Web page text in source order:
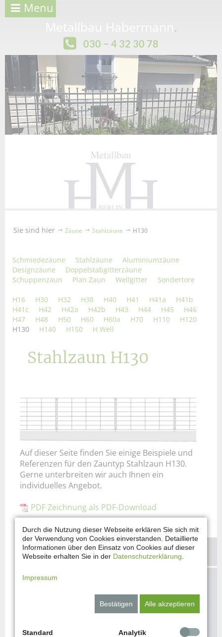
Menu
.
030 − 4 32 30 78
Sie sind hier Zäune Stahlzäune H130
Schmiedezäune Stahlzäune
Aluminiumzäune
Designzäune
Doppelstabgitterzäune
Schuppenzaun
Plan Zaun Wellgitter Sondertore
H16 H30 H32 H38 H40 H41 H41a
H41b
H41c
H42 H42a H42b H43 H44 H45
H46
H47
H48 H50 H60 H60a H70 H110
H120
H130
H140 H150 H Well
Stahlzaun H130
Auf dieser Seite finden Sie einige Beispiele und
Referenzen für den Zauntyp Stahlzaun H130.
Gerne unterbreiten wir auch Ihnen ein
individuelles Angebot.
PDF Zeichnung als PDF-Download
KONTAKTIEREN SIE UNS!
Vorstellungen mit uns besprechen?
Produkte?
Durch die Nutzung dieser Webseite erklären Sie sich mit
der Verwendung von Cookies einverstanden. Detaillierte
Informationen über den Einsatz von Cookies auf dieser
Webseite erhalten Sie in der Datenschutzerklärung
Impressum
Bestätigen Alle akzeptieren
Standard Analytik